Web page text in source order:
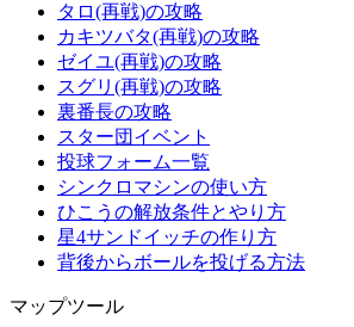
タロ(再戦)の攻略
カキツバタ(再戦)の攻略
ゼイユ(再戦)の攻略
スグリ(再戦)の攻略
裏番長の攻略
スター団イベント
投球フォーム一覧
シンクロマシンの使い方
ひこうの解放条件とやり方
星4サンドイッチの作り方
背後からボールを投げる方法
マップツール